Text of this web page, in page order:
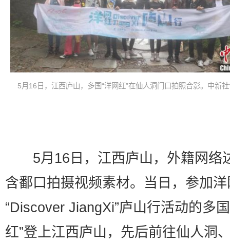
5月16日，江西庐山，多国“洋网红”在仙人洞门口拍照合影。中新
5月16日，江西庐山，外籍网络
含鄱口拍摄视频素材。当日，参加
“Discover JiangXi”庐山行活动的多
红”登上江西庐山，先后前往仙人洞